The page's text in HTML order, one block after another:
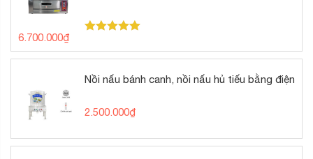
hạng5.00
5 sao
6.700.000₫
Nồi nấu bánh canh, nồi nấu hủ tiếu bằng điện
2.500.000₫